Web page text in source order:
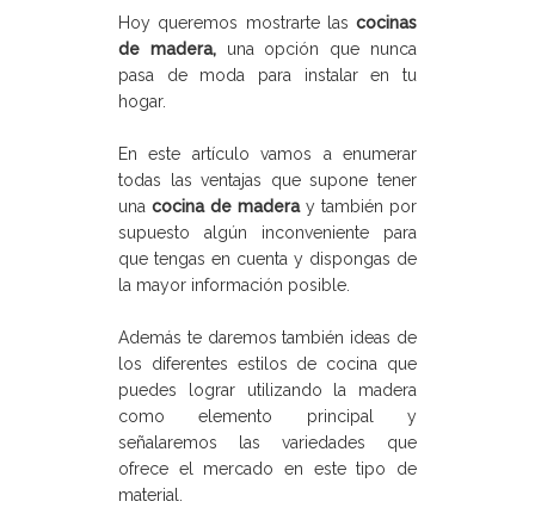
Hoy queremos mostrarte las cocinas
de madera, una opción que nunca
pasa de moda para instalar en tu
hogar.
En este artículo vamos a enumerar
todas las ventajas que supone tener
una cocina de madera y también por
supuesto algún inconveniente para
que tengas en cuenta y dispongas de
la mayor información posible.
Además te daremos también ideas de
los diferentes estilos de cocina que
puedes lograr utilizando la madera
como elemento principal y
señalaremos las variedades que
ofrece el mercado en este tipo de
material.